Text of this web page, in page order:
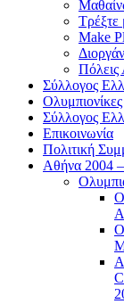
Τρέξτε
Make
Πόλεις
Σύλλογος
Ολυμπιονίκες
Σύλλογος
Επικοινωνία
Πολιτική
Αθήνα 2004